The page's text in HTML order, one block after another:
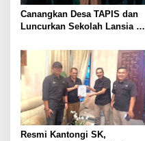
Canangkan Desa TAPIS dan
Luncurkan Sekolah Lansia di
TP PKK Lampung Dorong
Pembangunan SDM Dimulai
dari Desa
Resmi Kantongi SK,